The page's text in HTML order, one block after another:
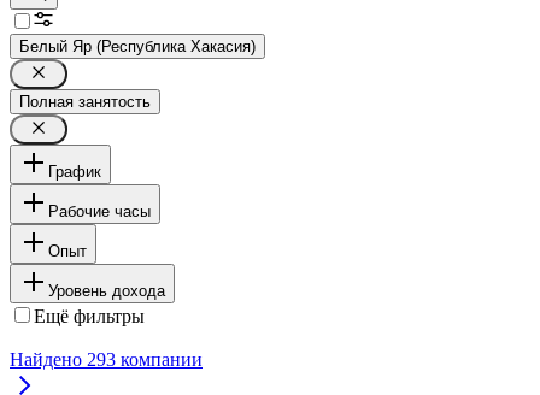
Белый Яр (Республика Хакасия)
Полная занятость
График
Рабочие часы
Опыт
Уровень дохода
Ещё фильтры
Найдено 293 компании